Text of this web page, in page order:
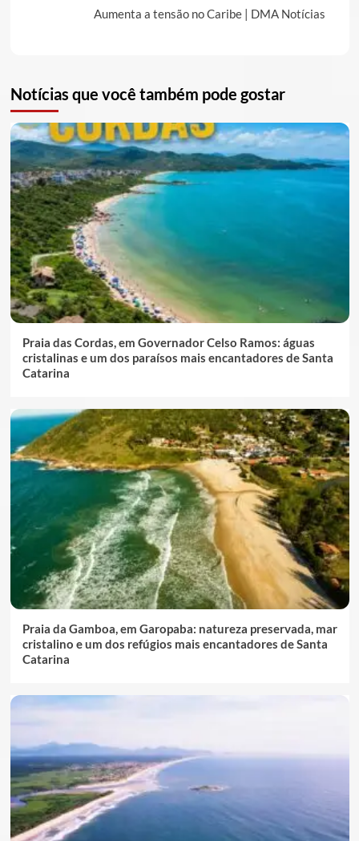
Aumenta a tensão no Caribe | DMA Notícias
Notícias que você também pode gostar
Praia das Cordas, em Governador Celso Ramos: águas
cristalinas e um dos paraísos mais encantadores de Santa
Catarina
Praia da Gamboa, em Garopaba: natureza preservada, mar
cristalino e um dos refúgios mais encantadores de Santa
Catarina